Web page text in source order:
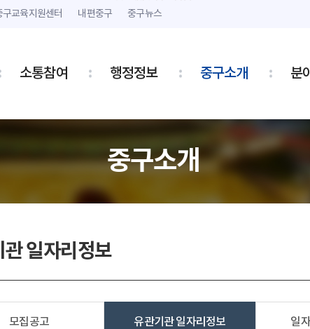
구교육지원센터 내편중구 중구뉴스
소통참여 행정정보 중구소개 분
중구소개
관 일자리정보
모집공고 유관기관 일자리정보 일